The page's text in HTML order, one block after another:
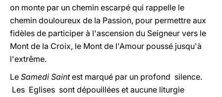
on monte par un chemin escarpé qui rappelle le
chemin douloureux de la Passion, pour permettre aux
fidèles de participer à l'ascension du Seigneur vers le
Mont de la Croix, le Mont de l'Amour poussé jusqu'à
l'extrême.
Le Samedi Saintest marqué par un profond silence.
Les Eglises sont dépouillées et aucune liturgie